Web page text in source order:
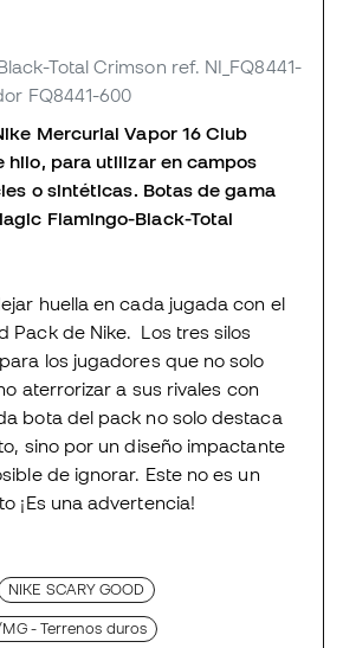
Total Crimson ref. NI_FQ8441-
FQ8441-600
Mercurial Vapor 16 Club
hilo, para utilizar en campos
o sintéticas. Botas de gama
Flamingo-Black-Total
huella en cada jugada con el
Pack de Nike. Los tres silos
los jugadores que no solo
aterrorizar a sus rivales con
bota del pack no solo destaca
sino por un diseño impactante
de ignorar. Este no es un
¡Es una advertencia!
NIKE SCARY GOOD
- Terrenos duros